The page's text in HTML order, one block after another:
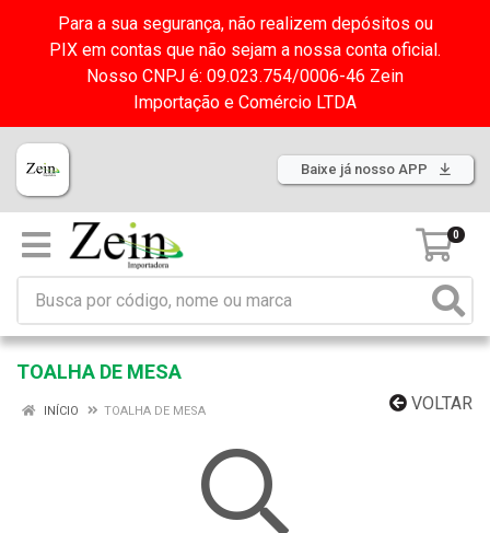
Para a sua segurança, não realizem depósitos ou
PIX em contas que não sejam a nossa conta oficial.
Nosso CNPJ é: 09.023.754/0006-46 Zein
Importação e Comércio LTDA
Baixe já nosso APP
0
TOALHA DE MESA
VOLTAR
INÍCIO TOALHA DE MESA